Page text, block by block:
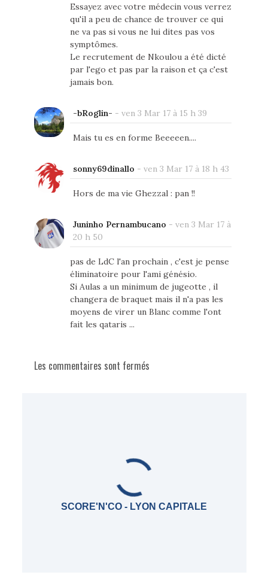
Essayez avec votre médecin vous verrez
qu'il a peu de chance de trouver ce qui
ne va pas si vous ne lui dites pas vos
symptômes.
Le recrutement de Nkoulou a été dicté
par l'ego et pas par la raison et ça c'est
jamais bon.
-bRoglin- - ven 3 Mar 17 à 15 h 39
Mais tu es en forme Beeeeen....
sonny69dinallo - ven 3 Mar 17 à 18 h 43
Hors de ma vie Ghezzal : pan !!
Juninho Pernambucano - ven 3 Mar 17 à
20 h 50
pas de LdC l'an prochain , c'est je pense
éliminatoire pour l'ami génésio.
Si Aulas a un minimum de jugeotte , il
changera de braquet mais il n'a pas les
moyens de virer un Blanc comme l'ont
fait les qataris ...
Les commentaires sont fermés
SCORE'N'CO - LYON CAPITALE